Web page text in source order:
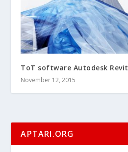
ToT software Autodesk Revit
November 12, 2015
APTARI.ORG